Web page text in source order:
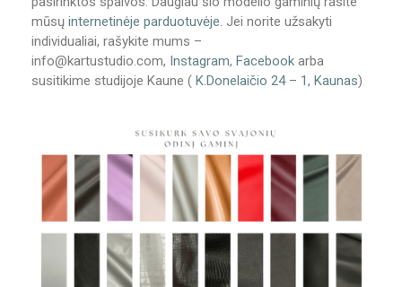
mūsų internetinėje parduotuvėje. Jei norite užsakyti
individualiai, rašykite mums –
info@kartustudio.com, Instagram, Facebook arba
susitikime studijoje Kaune ( K.Donelaičio 24 – 1, Kaunas)